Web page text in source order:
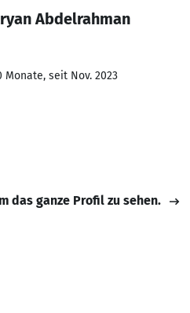
Abdelrahman
Monate, seit Nov. 2023
das ganze Profil zu sehen.